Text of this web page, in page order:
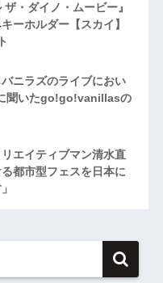
ザ・ダイノ・ムービー』
ーホルダー【スカイ】
バニラズのライブにおい
聞いたgo!go!vanillasの
エイティブマン清水直
都市型フェスを日本に